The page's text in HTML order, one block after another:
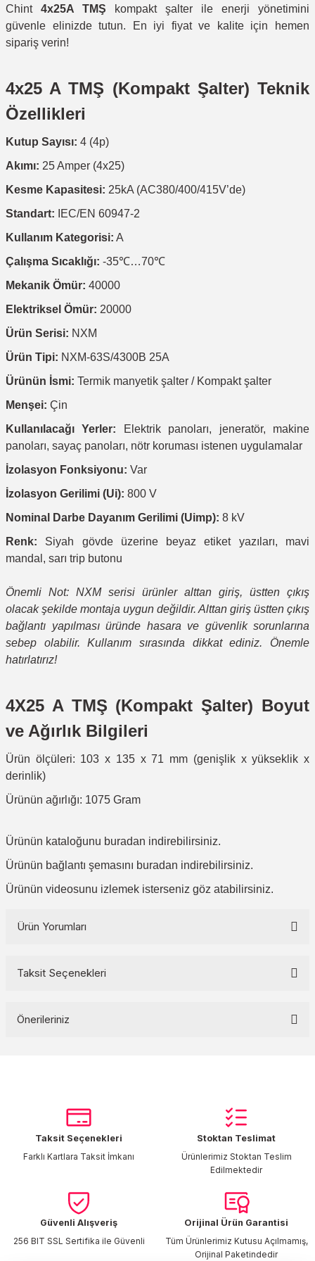
Chint 4x25A TMŞ kompakt şalter ile enerji yönetimini
güvenle elinizde tutun. En iyi fiyat ve kalite için hemen
sipariş verin!
4x25 A TMŞ (Kompakt Şalter) Teknik
Özellikleri
Kutup Sayısı: 4 (4p)
Akımı: 25 Amper (4x25)
Kesme Kapasitesi: 25kA (AC380/400/415V’de)
Standart: IEC/EN 60947-2
Kullanım Kategorisi: A
Çalışma Sıcaklığı: -35℃…70℃
Mekanik Ömür: 40000
Elektriksel Ömür: 20000
Ürün Serisi: NXM
Ürün Tipi: NXM-63S/4300B 25A
Ürünün İsmi: Termik manyetik şalter / Kompakt şalter
Menşei: Çin
Kullanılacağı Yerler: Elektrik panoları, jeneratör, makine
panoları, sayaç panoları, nötr koruması istenen uygulamalar
İzolasyon Fonksiyonu: Var
İzolasyon Gerilimi (Ui): 800 V
Nominal Darbe Dayanım Gerilimi (Uimp): 8 kV
Renk:
Siyah gövde üzerine beyaz etiket yazıları, mavi
mandal, sarı trip butonu
Önemli Not: NXM serisi ürünler alttan giriş, üstten çıkış
olacak şekilde montaja uygun değildir. Alttan giriş üstten çıkış
bağlantı yapılması üründe hasara ve güvenlik sorunlarına
sebep olabilir. Kullanım sırasında dikkat ediniz. Önemle
hatırlatırız!
4X25 A TMŞ (Kompakt Şalter) Boyut
ve Ağırlık Bilgileri
Ürün ölçüleri: 103 x 135 x 71 mm (genişlik x yükseklik x
derinlik)
Ürünün ağırlığı: 1075 Gram
Ürünün kataloğunu buradan indirebilirsiniz.
Ürünün bağlantı şemasını buradan indirebilirsiniz.
Ürünün videosunu izlemek isterseniz göz atabilirsiniz.
Ürün Yorumları
Taksit Seçenekleri
Önerileriniz
Görüş ve önerileriniz için teşekkür ederiz.
Ürün resmi kalitesiz, bozuk veya görüntülenemiyor.
Ürün açıklamasında eksik bilgiler bulunuyor.
Ürün fiyatı diğer sitelerden daha pahalı.
Bu ürüne benzer farklı alternatifler olmalı.
Taksit Seçenekleri
Farklı Kartlara Taksit İmkanı
Stoktan Teslimat
Ürünlerimiz Stoktan Teslim
Edilmektedir
Güvenli Alışveriş
256 BIT SSL Sertifika ile Güvenli
Orijinal Ürün Garantisi
Tüm Ürünlerimiz Kutusu Açılmamış,
Orijinal Paketindedir